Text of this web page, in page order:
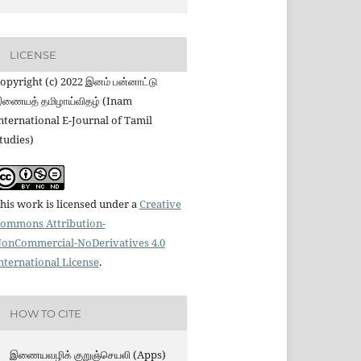
LICENSE
(c) 2022 இனம் பன்னாட்டு
தமிழாய்விதழ் (Inam
E-Journal of Tamil
work is licensed under aCreative
Attribution-
NoDerivatives 4.0
License.
HOW TO CITE
இணையவழிக் குறுஞ்செயலி (Apps)